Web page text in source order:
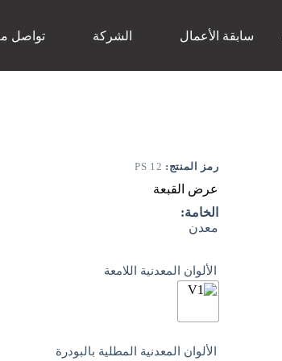
سابقة الأعمال الشركة تواصل
رمز المنتج: PS 12
عرض القبعة
الخامة:
معدن
الألوان المعدنية اللامعة
الألوان المعدنية المطلية بالبودرة